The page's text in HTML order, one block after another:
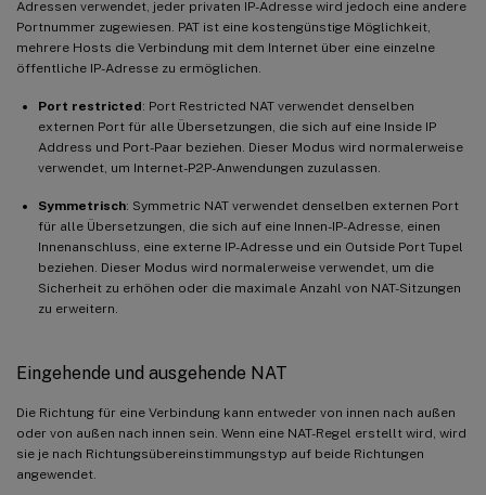
Adressen verwendet, jeder privaten IP-Adresse wird jedoch eine andere
Portnummer zugewiesen. PAT ist eine kostengünstige Möglichkeit,
mehrere Hosts die Verbindung mit dem Internet über eine einzelne
öffentliche IP-Adresse zu ermöglichen.
Port restricted: Port Restricted NAT verwendet denselben
externen Port für alle Übersetzungen, die sich auf eine Inside IP
Address und Port-Paar beziehen. Dieser Modus wird normalerweise
verwendet, um Internet-P2P-Anwendungen zuzulassen.
Symmetrisch: Symmetric NAT verwendet denselben externen Port
für alle Übersetzungen, die sich auf eine Innen-IP-Adresse, einen
Innenanschluss, eine externe IP-Adresse und ein Outside Port Tupel
beziehen. Dieser Modus wird normalerweise verwendet, um die
Sicherheit zu erhöhen oder die maximale Anzahl von NAT-Sitzungen
zu erweitern.
Eingehende und ausgehende NAT
Die Richtung für eine Verbindung kann entweder von innen nach außen
oder von außen nach innen sein. Wenn eine NAT-Regel erstellt wird, wird
sie je nach Richtungsübereinstimmungstyp auf beide Richtungen
angewendet.